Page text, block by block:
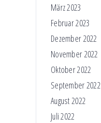
März 2023
Februar 2023
Dezember 2022
November 2022
Oktober 2022
September 2022
August 2022
Juli 2022